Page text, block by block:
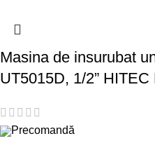
Masina de insurubat
UT5015D, 1/2”
Precomandă